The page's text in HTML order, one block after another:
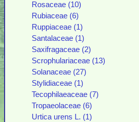
Rosaceae (10)
Rubiaceae (6)
Ruppiaceae (1)
Santalaceae (1)
Saxifragaceae (2)
Scrophulariaceae (13)
Solanaceae (27)
Stylidiaceae (1)
Tecophilaeaceae (7)
Tropaeolaceae (6)
Urtica urens L. (1)